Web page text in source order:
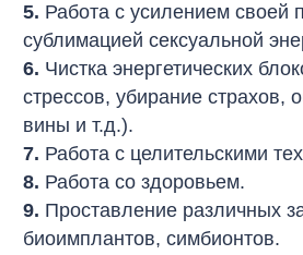
5. Работа с усилением своей
сублимацией сексуальной
6. Чистка энергетических
стрессов, убирание страхов,
вины и т.д.).
7. Работа с целительскими
8. Работа со здоровьем.
9. Проставление различных
биоимплантов, симбионтов.